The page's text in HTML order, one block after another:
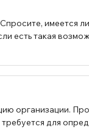
имеется
есть такая
организации.
для